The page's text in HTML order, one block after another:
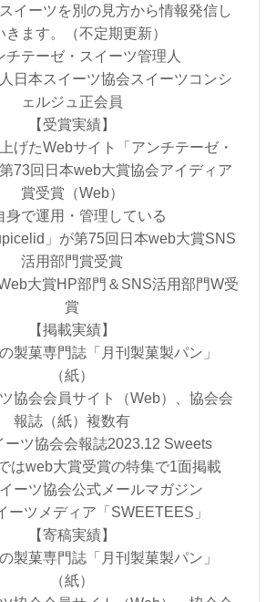
イーツを別の見方から情報発信し
きます。（不定期更新）
テーゼ・スイーツ管理人
日本スイーツ協会スイーツコンシ
ェルジュ正会員
【受賞実績】
げたWebサイト「アンチテーゼ・
73回日本web大賞協会アイディア
賞受賞（Web）
で運用・管理している
」が第75回日本web大賞SNS
活用部門賞受賞
大賞HP部門＆SNS活用部門W受
賞
【掲載実績】
製菓専門誌「月刊製菓製パン」
（紙）
協会会員サイト（Web）、協会会
報誌（紙）複数有
ツ協会会報誌2023.12 Sweets
はweb大賞受賞の特集で1面掲載
ーツ協会公式メールマガジン
ツメディア「SWEETEES」
【寄稿実績】
製菓専門誌「月刊製菓製パン」
（紙）